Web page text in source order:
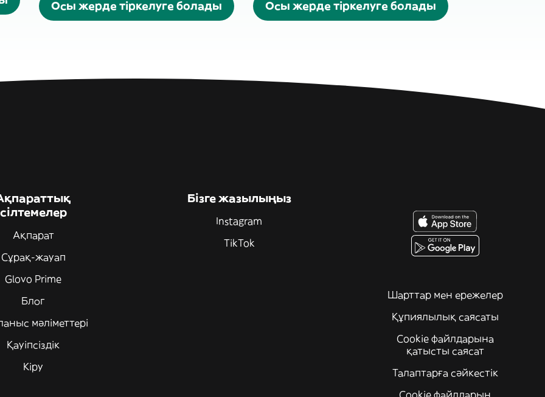
Осы жерде тіркелуге болады Осы жерде тіркелуге болады
сілтемелер
Ақпарат
Сұрақ-жауап
Glovo Prime
Блог
мәліметтері
Қауіпсіздік
Кіру
Бізге жазылыңыз
Instagram
TikTok
Шарттар мен ережелер
Құпиялылық саясаты
Cookie файлдарына
қатысты саясат
Талаптарға сәйкестік
Cookie файлдарын